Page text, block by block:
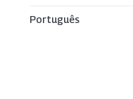
Português